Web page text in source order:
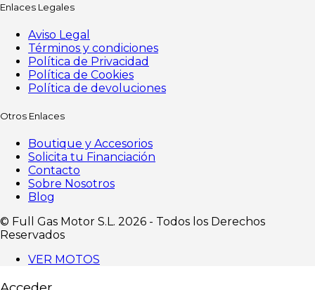
Enlaces Legales
Aviso Legal
Términos y condiciones
Política de Privacidad
Política de Cookies
Política de devoluciones
Otros Enlaces
Boutique y Accesorios
Solicita tu Financiación
Contacto
Sobre Nosotros
Blog
©️ Full Gas Motor S.L. 2026 - Todos los Derechos
Reservados
VER MOTOS